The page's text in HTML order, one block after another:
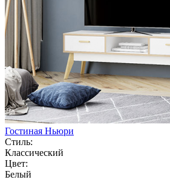
Гостиная Ньюри
Стиль:
Классический
Цвет:
Белый